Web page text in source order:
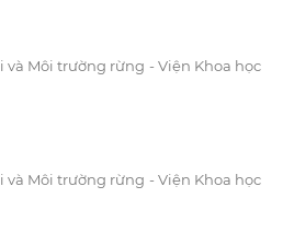
Môi trường rừng - Viện Khoa học
Môi trường rừng - Viện Khoa học